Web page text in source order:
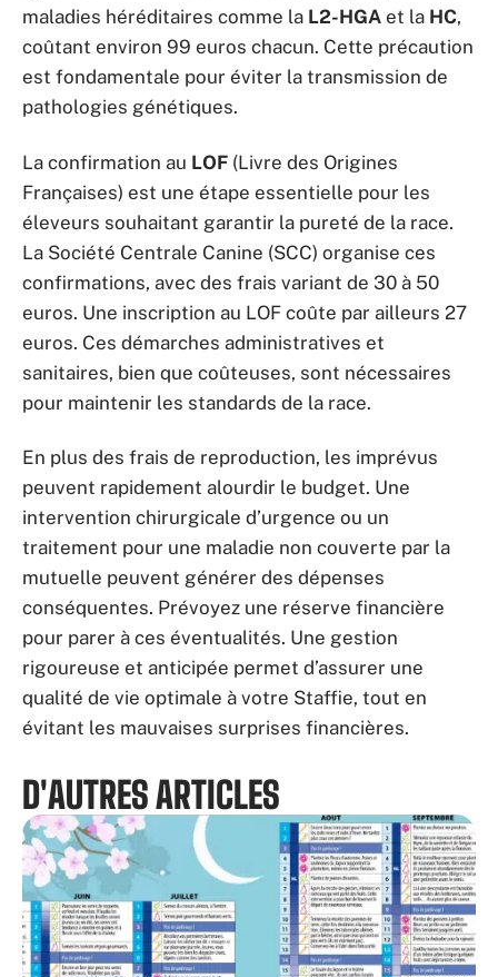
maladies héréditaires comme la L2-HGA et la HC,
coûtant environ 99 euros chacun. Cette précaution
est fondamentale pour éviter la transmission de
pathologies génétiques.
La confirmation au LOF (Livre des Origines
Françaises) est une étape essentielle pour les
éleveurs souhaitant garantir la pureté de la race.
La Société Centrale Canine (SCC) organise ces
confirmations, avec des frais variant de 30 à 50
euros. Une inscription au LOF coûte par ailleurs 27
euros. Ces démarches administratives et
sanitaires, bien que coûteuses, sont nécessaires
pour maintenir les standards de la race.
En plus des frais de reproduction, les imprévus
peuvent rapidement alourdir le budget. Une
intervention chirurgicale d’urgence ou un
traitement pour une maladie non couverte par la
mutuelle peuvent générer des dépenses
conséquentes. Prévoyez une réserve financière
pour parer à ces éventualités. Une gestion
rigoureuse et anticipée permet d’assurer une
qualité de vie optimale à votre Staffie, tout en
évitant les mauvaises surprises financières.
D'AUTRES ARTICLES